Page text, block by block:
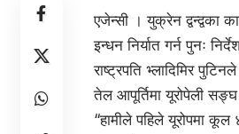
एजेन्सी । युक्रेन द्वन्द्वका
इन्धन निर्यात गर्न पुनः
राष्ट्रपति भ्लादिमिर
तेल आपूर्तिमा यूरोपेली
“हामीले पहिले यूरोपमा